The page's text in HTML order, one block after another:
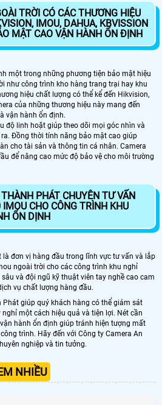
TRỜI CÓ CÁC THƯƠNG HIỆU
IMOU, DAHUA, KBVISSION
MẬT CAO VẬN HÀNH ỔN ĐỊNH
một trong những phương tiện bảo mật hiệu
như công trình kho hàng trang trại hay khu
hiệu chất lượng có thể kể đến Hikvision,
của những thương hiệu này mang đến
vận hành ổn định.
độ linh hoặt giúp theo dõi mọi góc nhìn và
Đồng thời tính năng bảo mật cao giúp
cho tài sản và thông tin cá nhân. Camera
để nâng cao mức độ bảo vệ cho môi trường
PHÁT CHUYÊN TƯ VẤN
CHO CÔNG TRÌNH KHU
ỔN DỊNH
là đơn vị hàng đầu trong lĩnh vực tư vấn và lắp
ngoài trời cho các công trình khu nghỉ
và đội ngũ kỹ thuật viên tay nghề cao cam
vụ chất lượng hàng đầu.
Phát giúp quý khách hàng có thể giám sát
một cách hiệu quả và tiện lợi. Nét cần
hành ổn định giúp tránh hiện tượng mất
trình. Hãy đến với Công ty Camera An
nghiệp và tin tưởng.
NHIỀU